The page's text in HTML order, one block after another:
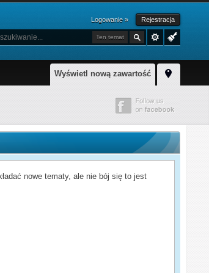
Logowanie » Rejestracja
Ten temat
Wyświetl nową zawartość
nowe tematy, ale nie bój się to jest